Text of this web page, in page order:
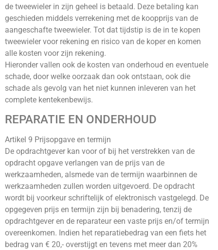
de tweewieler in zijn geheel is betaald. Deze betaling kan
geschieden middels verrekening met de koopprijs van de
aangeschafte tweewieler. Tot dat tijdstip is de in te kopen
tweewieler voor rekening en risico van de koper en komen
alle kosten voor zijn rekening.
Hieronder vallen ook de kosten van onderhoud en eventuele
schade, door welke oorzaak dan ook ontstaan, ook die
schade als gevolg van het niet kunnen inleveren van het
complete kentekenbewijs.
REPARATIE EN ONDERHOUD
Artikel 9 Prijsopgave en termijn
De opdrachtgever kan voor of bij het verstrekken van de
opdracht opgave verlangen van de prijs van de
werkzaamheden, alsmede van de termijn waarbinnen de
werkzaamheden zullen worden uitgevoerd. De opdracht
wordt bij voorkeur schriftelijk of elektronisch vastgelegd. De
opgegeven prijs en termijn zijn bij benadering, tenzij de
opdrachtgever en de reparateur een vaste prijs en/of termijn
overeenkomen. Indien het reparatiebedrag van een fiets het
bedrag van € 20,- overstijgt en tevens met meer dan 20%